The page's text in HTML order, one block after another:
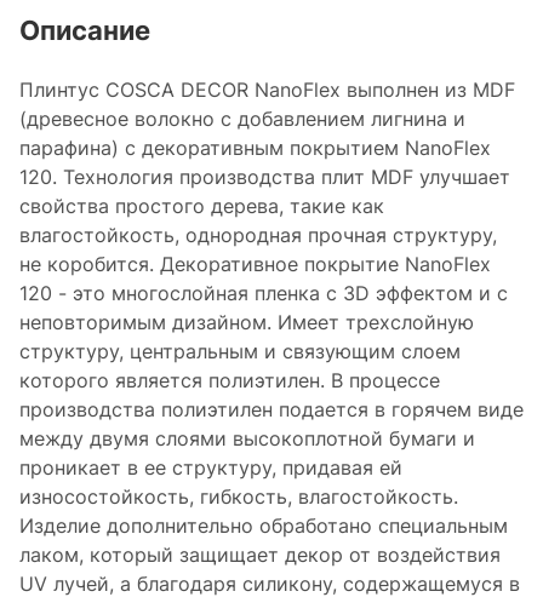
Описание
Плинтус COSCA DECOR NanoFlex выполнен из MDF
(древесное волокно с добавлением лигнина и
парафина) с декоративным покрытием NanoFlex
120. Технология производства плит MDF улучшает
свойства простого дерева, такие как
влагостойкость, однородная прочная структуру,
не коробится. Декоративное покрытие NanoFlex
120 - это многослойная пленка с 3D эффектом и с
неповторимым дизайном. Имеет трехслойную
структуру, центральным и связующим слоем
которого является полиэтилен. В процессе
производства полиэтилен подается в горячем виде
между двумя слоями высокоплотной бумаги и
проникает в ее структуру, придавая ей
износостойкость, гибкость, влагостойкость.
Изделие дополнительно обработано специальным
лаком, который защищает декор от воздействия
UV лучей, а благодаря силикону, содержащемуся в